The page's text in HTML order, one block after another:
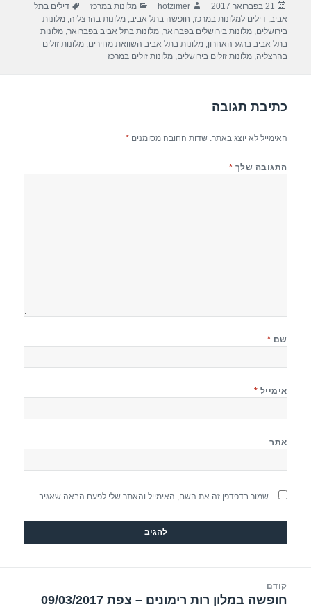
e
b
o
k
s
A
p
gr
a
m
e
פורסם
בתאריך
21 בפברואר 2017 מחבר
hotzimer קטגוריות
מלונות במרכז תגיות
דילים בתל
אביב,דילים למלונות במרכז, חופשה בתל אביב,מלונות בהרצליה,מלונות
בירושלים,מלונות בירושלים בפברואר,מלונות בתל אביב בפברואר,מלונות
בתל אביב ברגע האחרון,מלונות בתל אביב השוואת מחירים,מלונות זולים
בהרצליה,מלונות זולים בירושלים,מלונות זולים במרכז
כתיבת תגובה
האימייל לא יוצג באתר. שדות החובה מסומנים*
התגובה שלך *
שם *
אימייל *
אתר
שמור בדפדפן זה את השם, האימייל והאתר שלי לפעם הבאה שאגיב.
קודם
הפוסט
חופשה במלון רות רימונים – צפת 09/03/2017